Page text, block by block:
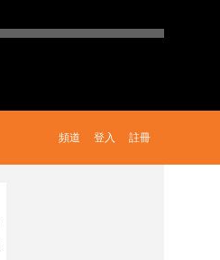
註冊
登入
頻道